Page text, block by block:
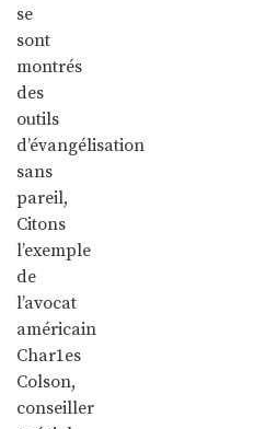
se
sont
montrés
des
outils
d’évangélisation
sans
pareil,
Citons
l’exemple
de
l’avocat
américain
Char1es
Colson,
conseiller